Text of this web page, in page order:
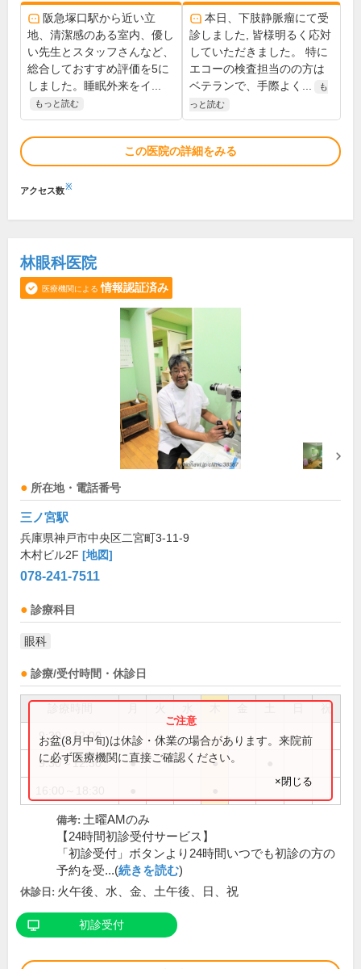
阪急塚口駅から近い立
地、清潔感のある室内、優し
い先生とスタッフさんなど、
総合しておすすめ評価を5に
しました。睡眠外来をイ...
もっと読む
本日、下肢静脈瘤にて受
診しました, 皆様明るく応対
していただきました。 特に
エコーの検査担当のの方は
ベテランで、手際よく...
も
っと読む
この医院の詳細をみる
アクセス数※
林眼科医院
医療機関による 情報認証済み
所在地・電話番号
三ノ宮駅
兵庫県神戸市中央区二宮町3-11-9
木村ビル2F [地図]
078-241-7511
診療科目
眼科
診療/受付時間・休診日
9:30～12:00 ●
9:30～12:30 ● ●
お盆(8月中旬)は休診・休業の場合があります。来院前
に必ず医療機関に直接ご確認ください。
×閉じる
備考: 土曜AMのみ
【24時間初診受付サービス】
「初診受付」ボタンより24時間いつでも初診の方の
予約を受...(続きを読む)
休診日: 火午後、水、金、土午後、日、祝
初診受付